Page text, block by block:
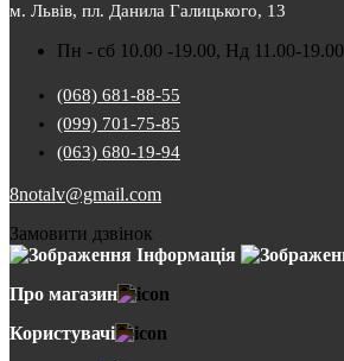
м. Львів, пл. Данила Галицького, 13
Пн - сб 10.00 -19.00, Нд 11.00-19.00
(068) 681-88-55
(099) 701-75-85
(063) 680-19-94
8notalv@gmail.com
Замовити дзвінок
Інформація
Про магазин
Користувачі